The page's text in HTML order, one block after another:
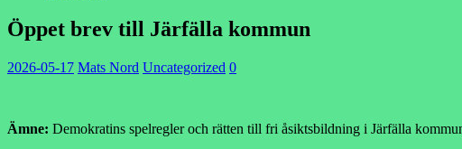
Öppet brev till Järfälla kommun
2026-05-17 Mats Nord Uncategorized 0
Ämne: Demokratins spelregler och rätten till fri åsiktsbildning i Järfälla